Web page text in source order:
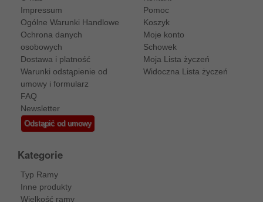
Impressum
Ogólne Warunki Handlowe
Ochrona danych
osobowych
Dostawa i platność
Warunki odstąpienie od
umowy i formularz
FAQ
Newsletter
Odstąpić od umowy
Pomoc
Koszyk
Moje konto
Schowek
Moja Lista życzeń
Widoczna Lista życzeń
Kategorie
Typ Ramy
Inne produkty
Wielkość ramy